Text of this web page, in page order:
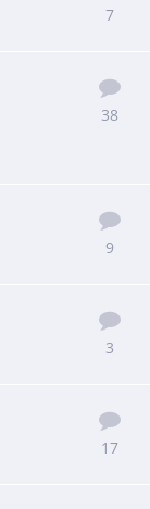
7
38
9
3
17